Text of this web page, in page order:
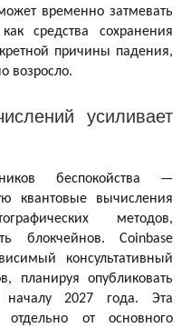
временно затмевать
средства сохранения
причины падения,
возросло.
усиливает
беспокойства —
квантовые вычисления
методов,
блокчейнов. Coinbase
консультативный
планируя опубликовать
началу 2027 года. Эта
отдельно от основного